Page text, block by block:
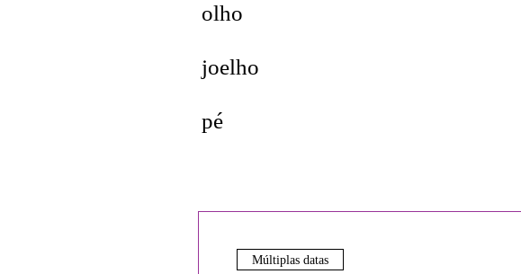
olho
joelho
pé
Múltiplas datas